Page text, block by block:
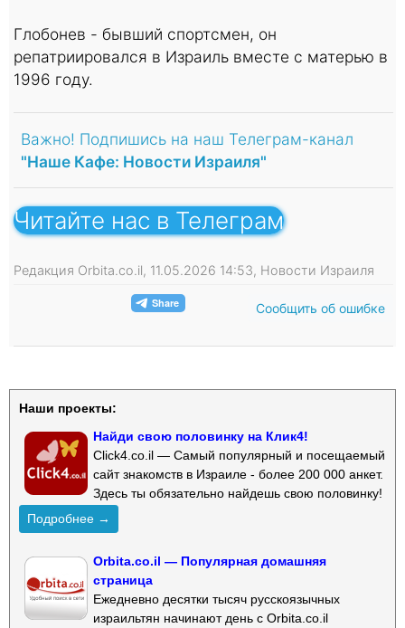
Глобонев - бывший спортсмен, он
репатриировался в Израиль вместе с матерью в
1996 году.
Важно! Подпишись на наш Телеграм-канал
"Наше Кафе: Новости Израиля"
Читайте нас в Телеграм
Редакция Orbita.co.il, 11.05.2026 14:53, Новости Израиля
Сообщить об ошибке
Наши проекты:
Найди свою половинку на Клик4!
Click4.co.il — Самый популярный и посещаемый
сайт знакомств в Израиле - более 200 000 анкет.
Здесь ты обязательно найдешь свою половинку!
Подробнее →
Orbita.co.il — Популярная домашняя
страница
Ежедневно десятки тысяч русскоязычных
израильтян начинают день с Orbita.co.il